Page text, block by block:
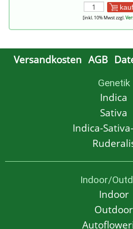
[inkl. 10% Mwst zzgl.
Versandkosten AGB
Genetik
Indica
Sativa
Indica-
Indoor/
Indoor
Outdoor